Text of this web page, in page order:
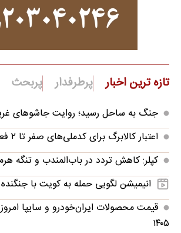
تازه ترین اخبار پرطرفدار پربحث
جنگ به ساحل رسید؛ روایت جاشوهای
اعتبار کالابرگ برای کدملی‌های صفر تا ۲ فعال شد
کپلر: کاهش تردد در باب‌المندب و تنگه
انیمیشن لگویی حمله به کویت با جنگنده
۱۴۰۵